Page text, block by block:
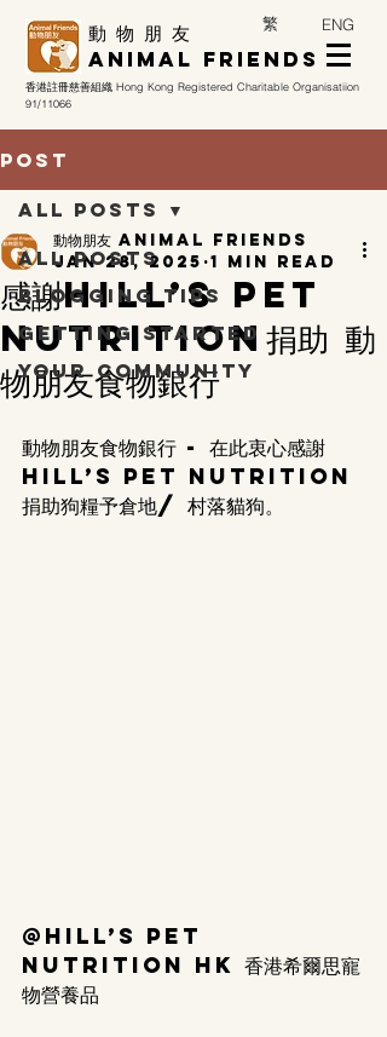
​動 物 朋 友
Animal Friends
繁 ENG
香港註冊慈善組織 Hong Kong Registered Charitable Organisatiion
91/11066
Post
All Posts
Blogging Tips
Getting Started
Your Community
All Posts
感謝Hill’s Pet
Nutrition捐助 動
物朋友食物銀行
動物朋友 Animal Friends
Jan 28, 2025 1 min read
動物朋友食物銀行 - 在此衷心感謝
Hill’s Pet Nutrition
捐助狗糧予倉地/ 村落貓狗。
@Hill’s Pet
Nutrition HK 香港希爾思寵
物營養品